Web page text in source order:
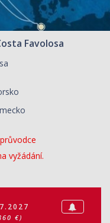
Favolosa
vyžádání.
€)